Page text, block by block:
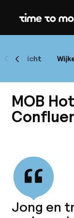
Overzicht
Scroll naar links
MOB
Jong en